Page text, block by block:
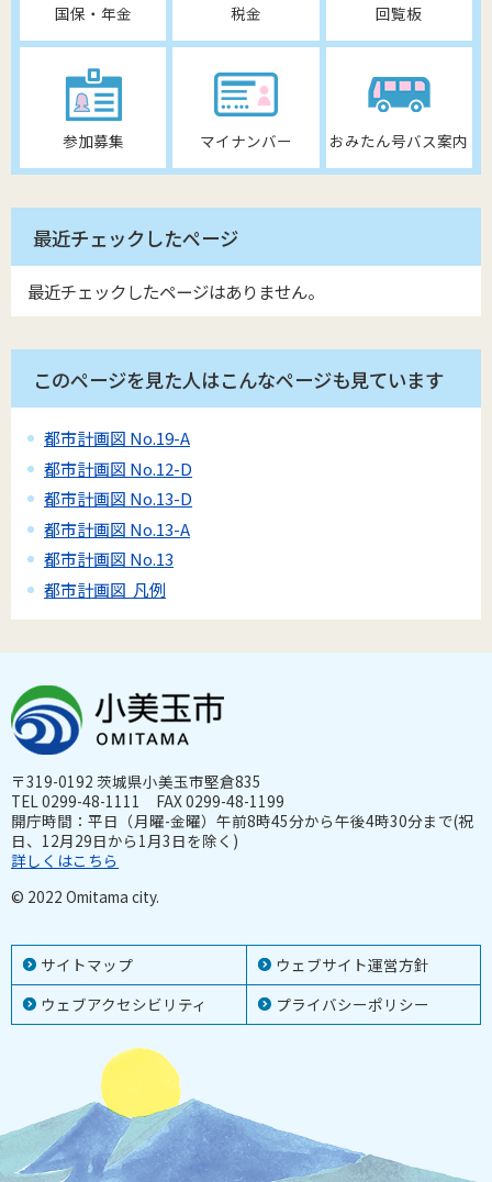
国保・年金 税金 回覧板
参加募集 マイナンバー おみたん号バス案内
最近チェックしたページ
最近チェックしたページはありません。
このページを見た人はこんなページも見ています
都市計画図 No.19-A
都市計画図 No.12-D
都市計画図 No.13-D
都市計画図 No.13-A
都市計画図 No.13
都市計画図 凡例
サイトマップ
ウェブサイト運営方針
ウェブアクセシビリティ
プライバシーポリシー
〒319-0192 茨城県小美玉市堅倉835
TEL 0299-48-1111 FAX 0299-48-1199
開庁時間：平日（月曜-金曜）午前8時45分から午後4時30分まで(祝
日、12月29日から1月3日を除く)
詳しくはこちら
© 2022 Omitama city.